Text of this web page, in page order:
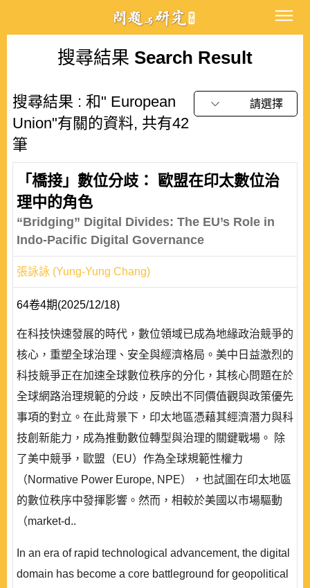
搜尋結果 Search Result
搜尋結果 : 和" European
Union"有關的資料, 共有42
筆
請選擇
「橋接」數位分歧： 歐盟在印太數位治
理中的角色
“Bridging” Digital Divides: The EU’s Role in
Indo-Pacific Digital Governance
張詠詠 (Yung-Yung Chang)
64卷4期(2025/12/18)
在科技快速發展的時代，數位領域已成為地緣政治競爭的
核心，重塑全球治理、安全與經濟格局。美中日益激烈的
科技競爭正在加速全球數位秩序的分化，其核心問題在於
全球網路治理規範的分歧，反映出不同價值觀與政策優先
事項的對立。在此背景下，印太地區憑藉其經濟潛力與科
技創新能力，成為推動數位轉型與治理的關鍵戰場。 除
了美中競爭，歐盟（EU）作為全球規範性權力
（Normative Power Europe, NPE），也試圖在印太地區
的數位秩序中發揮影響。然而，相較於美國以市場驅動
（market-d..
In an era of rapid technological advancement, the digital
domain has become a core battleground for geopolitical